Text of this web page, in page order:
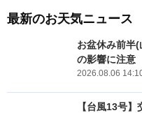
最新のお天気ニュース
お盆休み前半
の影響に注意
2026.08.06
【台風13号